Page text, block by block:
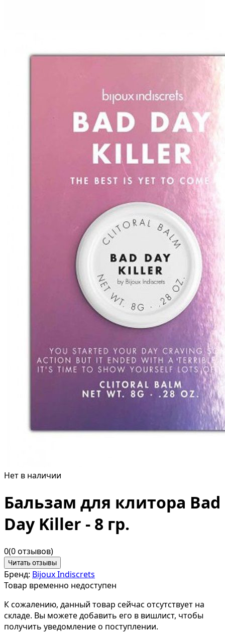
Нет в наличии
Бальзам для клитора Bad
Day Killer - 8 гр.
0(0 отзывов)
Читать отзывы
Бренд: Bijoux Indiscrets
Товар временно недоступен
К сожалению, данный товар сейчас отсутствует на
складе. Вы можете добавить его в вишлист, чтобы
получить уведомление о поступлении.